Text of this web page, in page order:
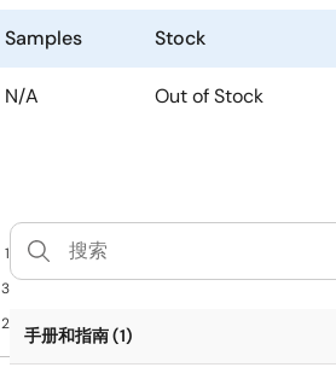
Samples Stock
N/A Out of Stock
1
3
2
手册和指南 (1)